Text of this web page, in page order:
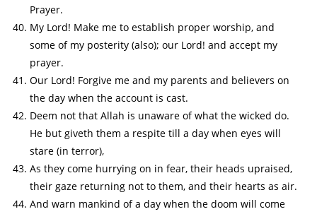
Prayer.
My Lord! Make me to establish proper worship, and
some of my posterity (also); our Lord! and accept my
prayer.
Our Lord! Forgive me and my parents and believers on
the day when the account is cast.
Deem not that Allah is unaware of what the wicked do.
He but giveth them a respite till a day when eyes will
stare (in terror),
As they come hurrying on in fear, their heads upraised,
their gaze returning not to them, and their hearts as air.
And warn mankind of a day when the doom will come